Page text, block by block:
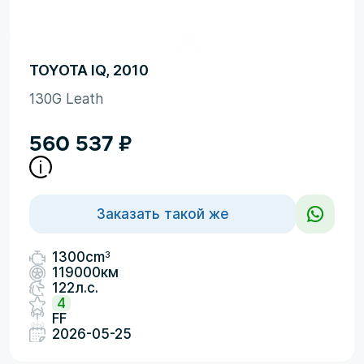
TOYOTA IQ, 2010
130G Leath
560 537 ₽
Заказать такой же
1300cm3
119000км
122л.с.
4
FF
2026-05-25